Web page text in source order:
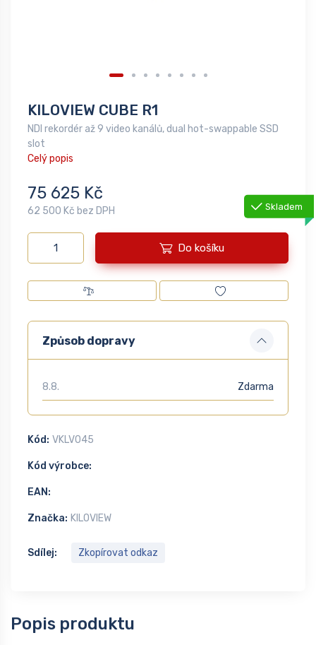
KILOVIEW CUBE R1
NDI rekordér až 9 video kanálů, dual hot-swappable SSD
slot
Celý popis
75 625 Kč
62 500 Kč bez DPH Skladem
Do košíku
Způsob dopravy
8.8. Zdarma
Kód: VKLV045
Kód výrobce:
EAN:
Značka: KILOVIEW
Sdílej: Zkopírovat odkaz
Popis produktu